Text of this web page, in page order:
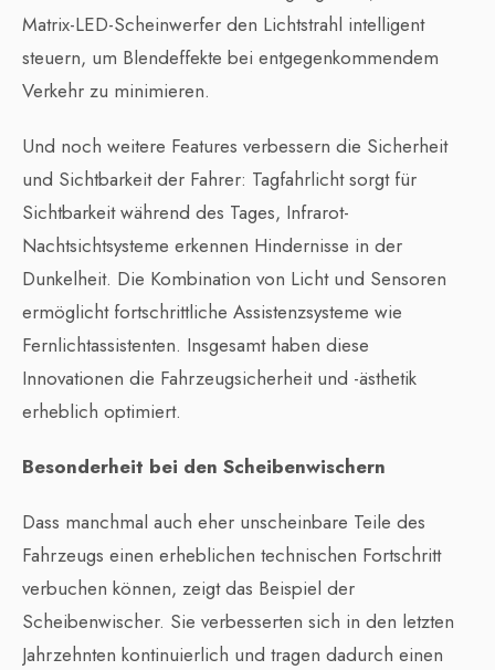
Matrix-LED-Scheinwerfer den Lichtstrahl intelligent
steuern, um Blendeffekte bei entgegenkommendem
Verkehr zu minimieren.
Und noch weitere Features verbessern die Sicherheit
und Sichtbarkeit der Fahrer: Tagfahrlicht sorgt für
Sichtbarkeit während des Tages, Infrarot-
Nachtsichtsysteme erkennen Hindernisse in der
Dunkelheit. Die Kombination von Licht und Sensoren
ermöglicht fortschrittliche Assistenzsysteme wie
Fernlichtassistenten. Insgesamt haben diese
Innovationen die Fahrzeugsicherheit und -ästhetik
erheblich optimiert.
Besonderheit bei den Scheibenwischern
Dass manchmal auch eher unscheinbare Teile des
Fahrzeugs einen erheblichen technischen Fortschritt
verbuchen können, zeigt das Beispiel der
Scheibenwischer. Sie verbesserten sich in den letzten
Jahrzehnten kontinuierlich und tragen dadurch einen